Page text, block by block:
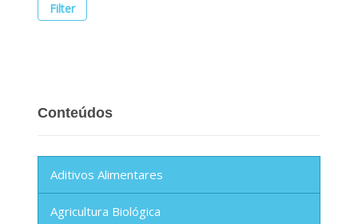
Filter
Conteúdos
Aditivos Alimentares
Agricultura Biológica